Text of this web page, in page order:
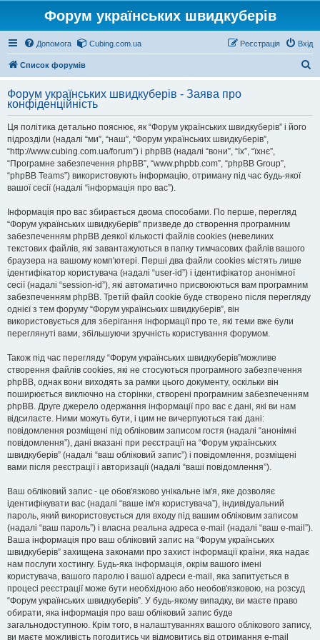
Форум українських швидкуберів
Допомога Cubing.com.ua Вхід
Реєстрація
Список форумів
у
Форум українських швидкуберів - Заява про
конфіденційність
Ця політика детально пояснює, як “Форум українських швидкуберів” і його
підрозділи (надалі “ми”, “наш”, “Форум українських швидкуберів”,
“http://www.cubing.com.ua/forum”) і phpBB (надалі “вони”, “їх”, “їхнє”,
“Програмне забезпечення phpBB”, “www.phpbb.com”, “phpBB Group”,
“phpBB Teams”) використовують інформацію, отриману під час будь-якої
вашої сесії (надалі “інформація про вас”).
Інформація про вас збирається двома способами. По перше, перегляд
“Форум українських швидкуберів” призведе до створення програмним
забезпеченням phpBB деякої кількості файлів cookies (невеликих
текстових файлів, які завантажуються в папку тимчасових файлів вашого
браузера на вашому комп'ютері. Перші два файли cookies містять лише
ідентифікатор користувача (надалі “user-id”) і ідентифікатор анонімної
сесії (надалі “session-id”), які автоматично присвоюються вам програмним
забезпеченням phpBB. Третій файл cookie буде створено після перегляду
однієї з тем форуму “Форум українських швидкуберів”, він
використовується для зберігання інформації про те, які теми вже були
переглянуті вами, збільшуючи зручність користування форумом.
Також під час перегляду “Форум українських швидкуберів”можливе
створення файлів cookies, які не стосуються програмного забезпечення
phpBB, однак вони виходять за рамки цього документу, оскільки він
поширюється виключно на сторінки, створені програмним забезпеченням
phpBB. Друге джерело одержання інформації про вас є дані, які ви нам
відсилаєте. Ними можуть бути, і цим не вичерпуються такі дані:
повідомлення розміщені під обліковим записом гостя (надалі “анонімні
повідомлення”), дані вказані при реєстрації на “Форум українських
швидкуберів” (надалі “ваш обліковий запис”) і повідомлення, розміщені
вами після реєстрації і авторизації (надалі “ваші повідомлення”).
Ваш обліковий запис - це обов'язково унікальне ім'я, яке дозволяє
ідентифікувати вас (надалі “ваше ім'я користувача”), індивідуальний
пароль, який використовується для входу під вашим обліковим записом
(надалі “ваш пароль”) і власна реальна адреса e-mail (надалі “ваш e-mail”).
Ваша інформація про ваш обліковий запис на “Форум українських
швидкуберів” захищена законами про захист інформації країни, яка надає
нам послуги хостингу. Будь-яка інформація, окрім вашого імені
користувача, вашого паролю і вашої адреси e-mail, яка запитується в
процесі реєстрації може бути необхідною або необов'язковою, на розсуд
“Форум українських швидкуберів”. У будь-якому випадку, ви маєте право
обирати, яка інформація про ваш обліковий запис буде
загальнодоступною. Крім того, в налаштуваннях вашого облікового запису,
ви маєте можливість погодитись чи відмовитись від отримання e-mail